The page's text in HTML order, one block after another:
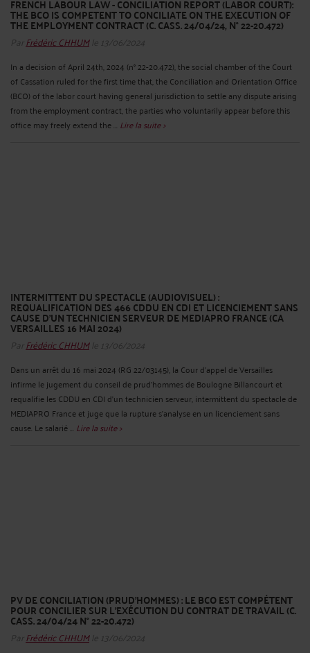
FRENCH LABOUR LAW - CONCILIATION REPORT (LABOR COURT):
THE BCO IS COMPETENT TO CONCILIATE ON THE EXECUTION OF
THE EMPLOYMENT CONTRACT (C. CASS. 24/04/24, N° 22-20.472)
Par Frédéric CHHUMle 13/06/2024
In a decision of April 24th, 2024 (n° 22-20.472), the social chamber of the Court
of Cassation ruled for the first time that, the Conciliation and Orientation Office
(BCO) of the labor court having general jurisdiction to settle any dispute arising
from the employment contract, the parties who voluntarily appear before this
office may freely extend the ... Lire la suite >
INTERMITTENT DU SPECTACLE (AUDIOVISUEL) :
REQUALIFICATION DES 466 CDDU EN CDI ET LICENCIEMENT SANS
CAUSE D’UN TECHNICIEN SERVEUR DE MEDIAPRO FRANCE (CA
VERSAILLES 16 MAI 2024)
Par Frédéric CHHUMle 13/06/2024
Dans un arrêt du 16 mai 2024 (RG 22/03145), la Cour d’appel de Versailles
infirme le jugement du conseil de prud’hommes de Boulogne Billancourt et
requalifie les CDDU en CDI d’un technicien serveur, intermittent du spectacle de
MEDIAPRO France et juge que la rupture s’analyse en un licenciement sans
cause. Le salarié ... Lire la suite >
PV DE CONCILIATION (PRUD’HOMMES) : LE BCO EST COMPÉTENT
POUR CONCILIER SUR L’EXÉCUTION DU CONTRAT DE TRAVAIL (C.
CASS. 24/04/24 N° 22-20.472)
Par Frédéric CHHUMle 13/06/2024